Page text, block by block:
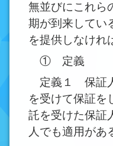
無並びにこれら
期が到来してい
を提供しなけれ
① 定義
定義１ 保証
を受けて保証を
託を受けた保証
人でも適用があ